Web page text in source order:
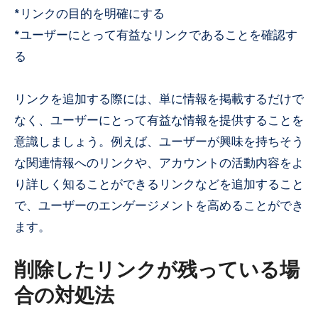
*リンクの目的を明確にする
*ユーザーにとって有益なリンクであることを確認す
る
リンクを追加する際には、単に情報を掲載するだけで
なく、ユーザーにとって有益な情報を提供することを
意識しましょう。例えば、ユーザーが興味を持ちそう
な関連情報へのリンクや、アカウントの活動内容をよ
り詳しく知ることができるリンクなどを追加すること
で、ユーザーのエンゲージメントを高めることができ
ます。
削除したリンクが残っている場
合の対処法